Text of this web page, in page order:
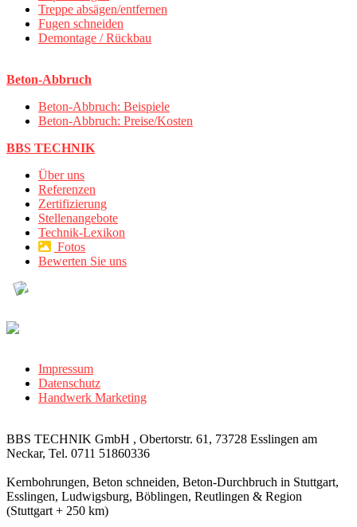
Treppe absägen/entfernen
Fugen schneiden
Demontage / Rückbau
Beton-Abbruch
Beton-Abbruch: Beispiele
Beton-Abbruch: Preise/Kosten
BBS TECHNIK
Über uns
Referenzen
Zertifizierung
Stellenangebote
Technik-Lexikon
Fotos
Bewerten Sie uns
Impressum
Datenschutz
Handwerk Marketing
BBS TECHNIK GmbH , Obertorstr. 61, 73728 Esslingen am
Neckar, Tel. 0711 51860336
Kernbohrungen, Beton schneiden, Beton-Durchbruch in Stuttgart,
Esslingen, Ludwigsburg, Böblingen, Reutlingen & Region
(Stuttgart + 250 km)